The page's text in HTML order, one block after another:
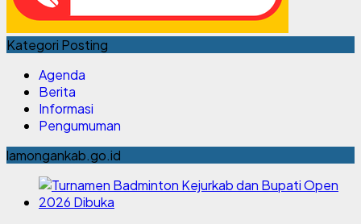
Kategori Posting
Agenda
Berita
Informasi
Pengumuman
lamongankab.go.id